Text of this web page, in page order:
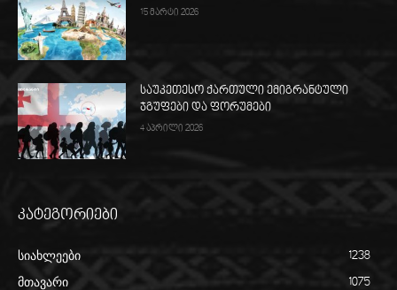
15 მარტი 2026
საუკეთესო ქართული ემიგრანტული
ჯგუფები და ფორუმები
4 აპრილი 2026
კატეგორიები
სიახლეები 1238
მთავარი 1075